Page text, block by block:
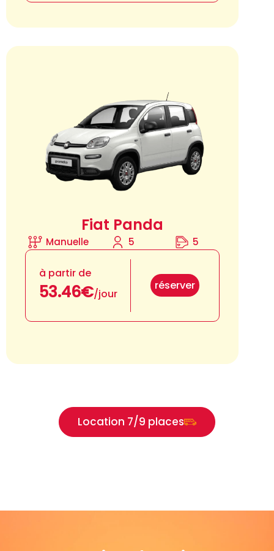
Fiat Panda
Manuelle 5 5
à partir de
53.46€/jour
réserver
Location 7/9 places